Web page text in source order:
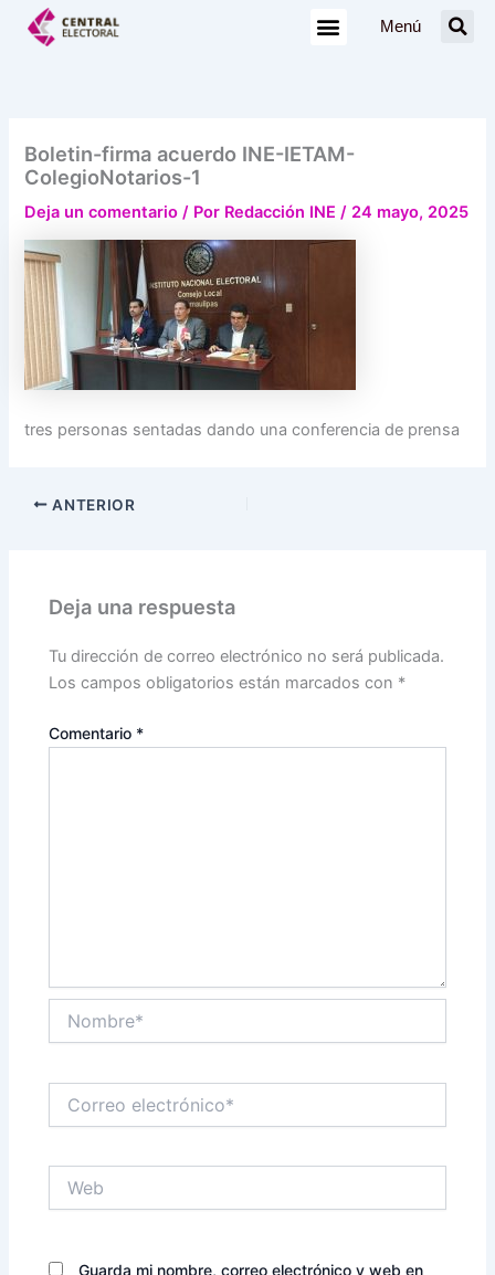
Menú
Boletin-firma acuerdo INE-IETAM-
ColegioNotarios-1
Deja un comentario / Por Redacción INE/ 24 mayo, 2025
tres personas sentadas dando una conferencia de prensa
ANTERIOR
Deja una respuesta
Tu dirección de correo electrónico no será publicada.
Los campos obligatorios están marcados con *
Comentario *
electrónico*
Guarda mi nombre, correo electrónico y web en